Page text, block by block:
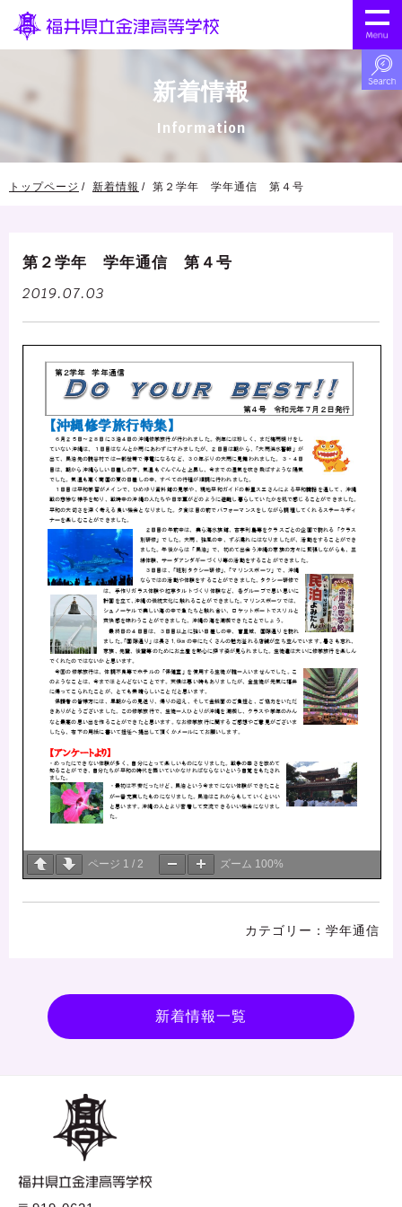
新着情報
Information
トップページ 新着情報 第２学年 学年通信 第４号
第２学年 学年通信 第４号
2019.07.03
ページ 1 / 2 ズーム 100%
学年通信
新着情報一覧